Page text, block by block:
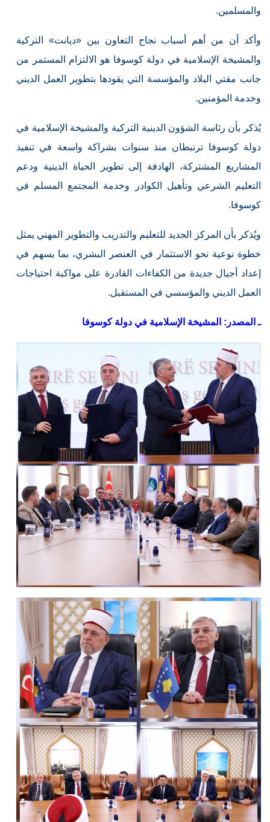
والمسلمين.
وأكد أن من أهم أسباب نجاح التعاون بين «ديانت» التركية
والمشيخة الإسلامية في دولة كوسوفا هو الالتزام المستمر من
جانب مفتي البلاد والمؤسسة التي يقودها بتطوير العمل الديني
وخدمة المؤمنين.
يُذكر بأن رئاسة الشؤون الدينية التركية والمشيخة الإسلامية في
دولة كوسوفا ترتبطان منذ سنوات بشراكة واسعة في تنفيذ
المشاريع المشتركة، الهادفة إلى تطوير الحياة الدينية ودعم
التعليم الشرعي وتأهيل الكوادر وخدمة المجتمع المسلم في
كوسوفا.
ويُذكر بأن المركز الجديد للتعليم والتدريب والتطوير المهني يمثل
خطوة نوعية نحو الاستثمار في العنصر البشري، بما يسهم في
إعداد أجيال جديدة من الكفاءات القادرة على مواكبة احتياجات
العمل الديني والمؤسسي في المستقبل.
ـ المصدر: المشيخة الإسلامية في دولة كوسوفا